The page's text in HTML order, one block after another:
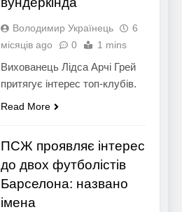
Володимир Українець
6
місяців ago
0 1 mins
Вихованець Лідса Арчі Грей
притягує інтерес топ-клубів.
Read More
ПСЖ проявляє інтерес
до двох футболістів
Барселона: названо
імена